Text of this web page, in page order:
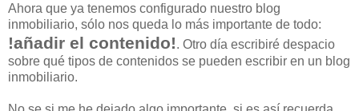
Ahora que ya tenemos configurado nuestro blog
inmobiliario, sólo nos queda lo más importante de todo:
!añadir el contenido!. Otro día escribiré despacio
sobre qué tipos de contenidos se pueden escribir en un blog
inmobiliario.